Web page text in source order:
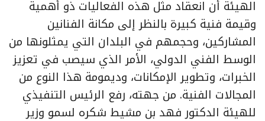
الهيئة أن انعقاد مثل هذه الفعاليات ذو أهمية
وقيمة فنية كبيرة بالنظر إلى مكانة الفنانين
المشاركين، وحجمهم في البلدان التي يمثلونها من
الوسط الفني الدولي، الأمر الذي سيصب في تعزيز
الخبرات، وتطوير الإمكانات، وديمومة هذا النوع من
المجالات الفنية. من جهته، رفع الرئيس التنفيذي
للهيئة الدكتور فهد بن مشيط شكره لسمو وزير